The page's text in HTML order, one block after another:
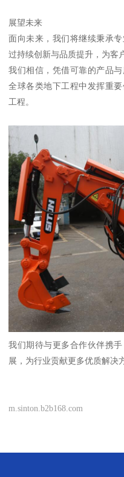
展望未来
面向未来，我们将继续秉承
过持续创新与品质提升，为客
我们相信，凭借可靠的产品
全球各类地下工程中发挥重
工程。
我们期待与更多合作伙伴携
展，为行业贡献更多优质解决
m.sinton.b2b168.com